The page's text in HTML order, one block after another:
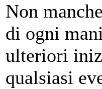
Non
di ogni
ulteriori
qualsiasi